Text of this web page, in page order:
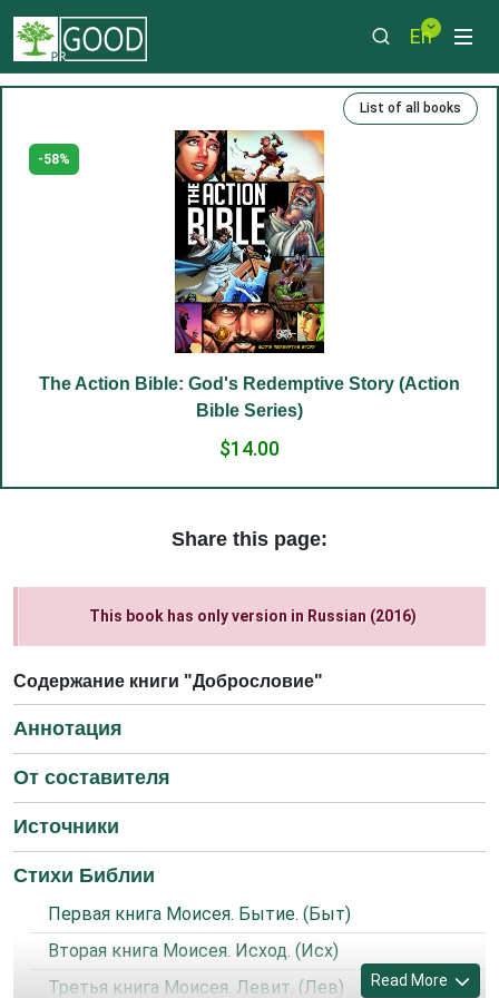
En
List of all books
-58%
The Action Bible: God's Redemptive Story (Action
Bible Series)
$14.00
Share this page:
This book has only version in Russian (2016)
Содержание книги "Добрословие"
Аннотация
От составителя
Источники
Стихи Библии
Первая книга Моисея. Бытие. (Быт)
Вторая книга Моисея. Исход. (Исх)
Третья книга Моисея. Левит. (Лев)
Read More